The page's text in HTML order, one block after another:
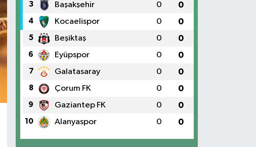
3 Başakşehir 0 0
4 Kocaelispor 0 0
5 Beşiktaş 0 0
6 Eyüpspor 0 0
7 Galatasaray 0 0
8 Çorum FK 0 0
9 Gaziantep FK 0 0
10 Alanyaspor 0 0